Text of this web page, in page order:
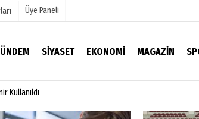
Üye Paneli
SIYASET EKONOMI MAGAZIN
Video
Kullanıldı